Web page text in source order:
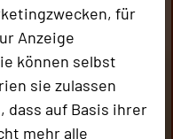
für
Anzeige
können selbst
sie zulassen
dass auf Basis ihrer
mehr alle